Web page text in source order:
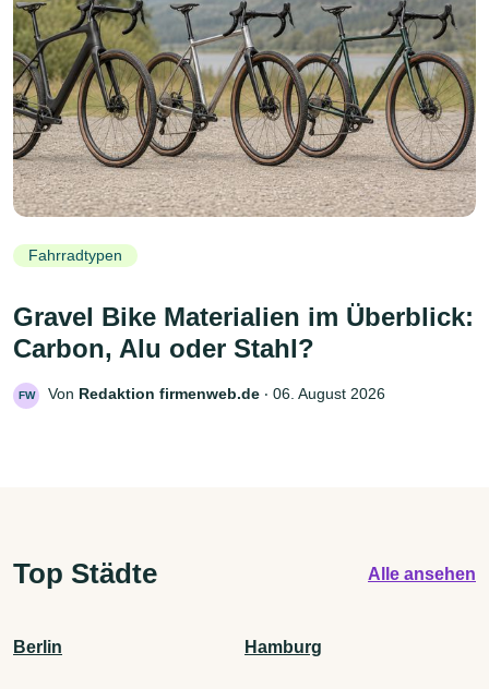
Fahrradtypen
Gravel Bike Materialien im Überblick:
Carbon, Alu oder Stahl?
FW Von Redaktion firmenweb.de ‧ 06. August 2026
Top Städte Alle ansehen
Berlin Hamburg